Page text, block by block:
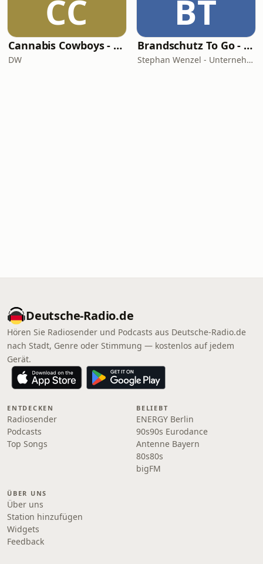
CC
Cannabis Cowboys - Die JuicyFields-Saga
DW
BT
Brandschutz To Go - News, Tipps und Anekdoten aus der Sicherheitstechnik
Stephan Wenzel - Unternehmensberatung zur DIN 14675 Zertifizierung
Deutsche-Radio.de
Hören Sie Radiosender und Podcasts aus Deutsche-Radio.de
nach Stadt, Genre oder Stimmung — kostenlos auf jedem
Gerät.
ENTDECKEN
Radiosender
Podcasts
Top Songs
BELIEBT
ENERGY Berlin
90s90s Eurodance
Antenne Bayern
80s80s
bigFM
ÜBER UNS
Über uns
Station hinzufügen
Widgets
Feedback